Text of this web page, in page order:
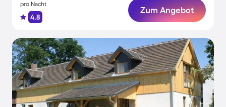
pro Nacht
4.8
Zum Angebot